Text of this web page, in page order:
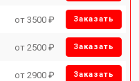
от 3500 ₽ Заказать
от 2500 ₽ Заказать
от 2900 ₽ Заказать